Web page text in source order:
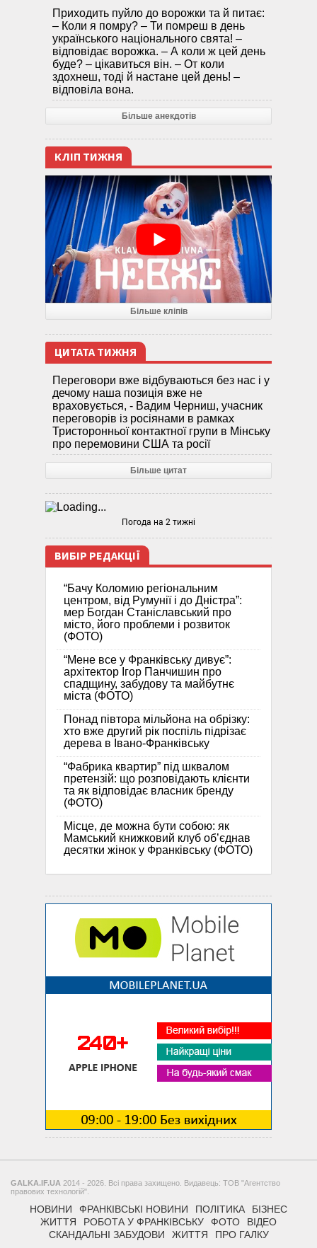
Приходить пуйло до ворожки та й питає:
– Коли я помру? – Ти помреш в день
українського національного свята! –
відповідає ворожка. – А коли ж цей день
буде? – цікавиться він. – От коли
здохнеш, тоді й настане цей день! –
відповіла вона.
Більше анекдотів
КЛІП ТИЖНЯ
Більше кліпів
ЦИТАТА ТИЖНЯ
Переговори вже відбуваються без нас і у
дечому наша позиція вже не
враховується, - Вадим Черниш, учасник
переговорів із росіянами в рамках
Тристоронньої контактної групи в Мінську
про перемовини США та росії
Більше цитат
Погода на 2 тижні
ВИБІР РЕДАКЦІЇ
“Бачу Коломию регіональним
центром, від Румунії і до Дністра”:
мер Богдан Станіславський про
місто, його проблеми і розвиток
(ФОТО)
“Мене все у Франківську дивує”:
архітектор Ігор Панчишин про
спадщину, забудову та майбутнє
міста (ФОТО)
Понад півтора мільйона на обрізку:
хто вже другий рік поспіль підрізає
дерева в Івано-Франківську
“Фабрика квартир” під шквалом
претензій: що розповідають клієнти
та як відповідає власник бренду
(ФОТО)
Місце, де можна бути собою: як
Мамський книжковий клуб об’єднав
десятки жінок у Франківську (ФОТО)
GALKA.IF.UA 2014 - 2026. Всі права захищено. Видавець: ТОВ "Агентство
правових технологій".
НОВИНИ ФРАНКІВСЬКІ НОВИНИ ПОЛІТИКА
БІЗНЕС
ЖИТТЯ
РОБОТА У ФРАНКІВСЬКУ ФОТО
ВІДЕО
СКАНДАЛЬНІ ЗАБУДОВИ
ЖИТТЯ ПРО ГАЛКУ